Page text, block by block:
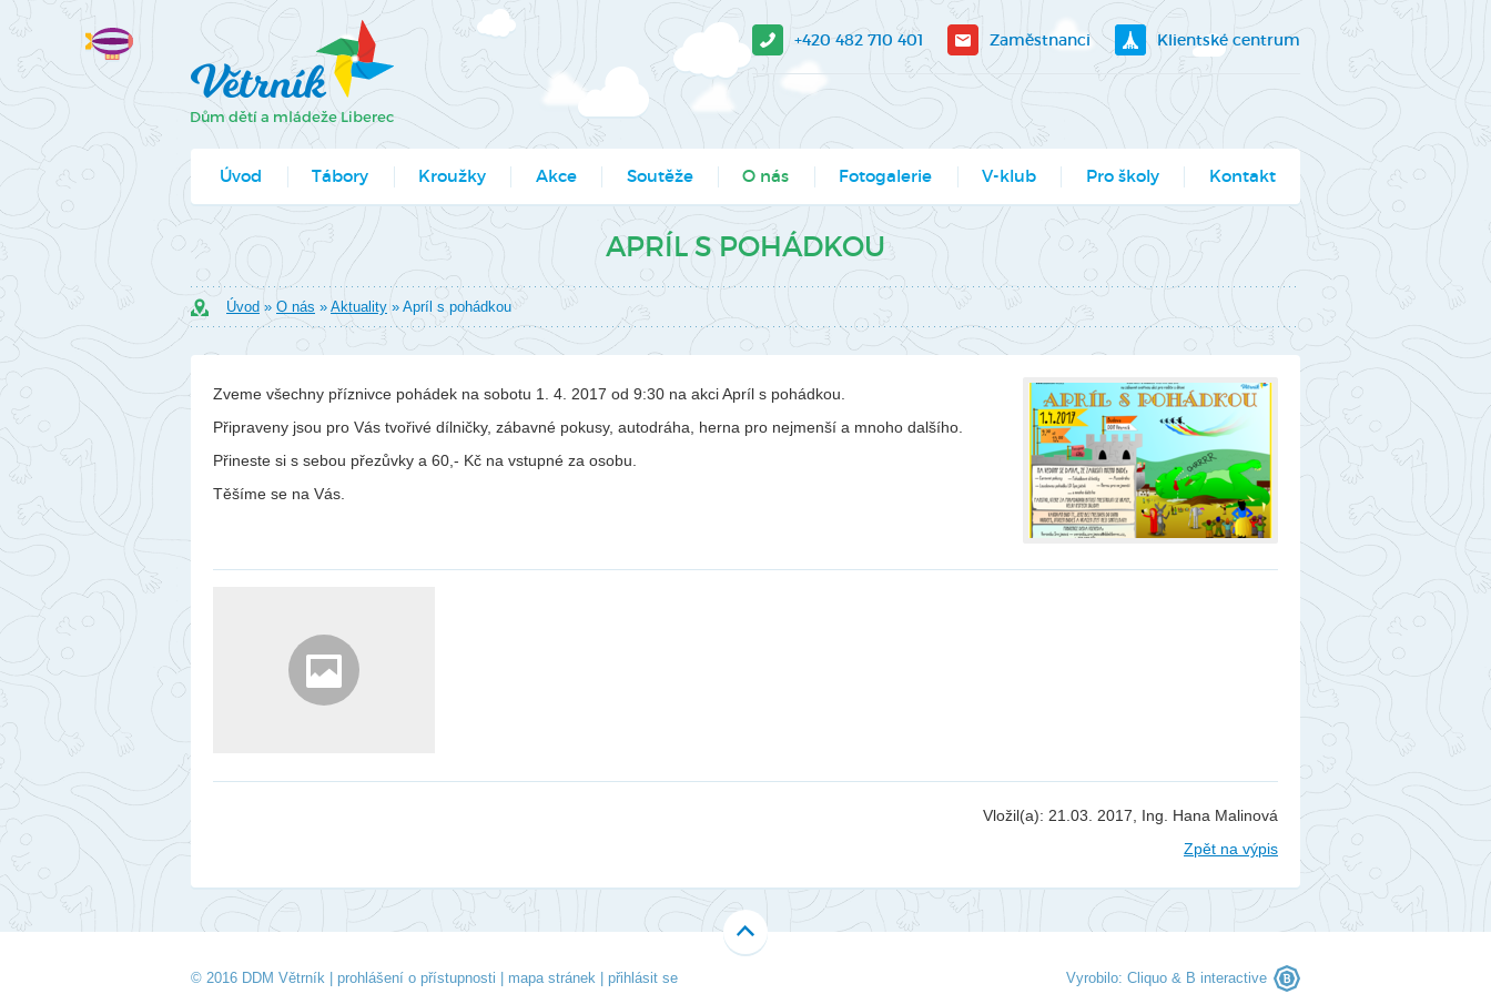
+420 482 710 401 Zaměstnanci Klientské centrum
Úvod Tábory Kroužky
Jak se přihlásit?
Formuláře ke stažení
Akce Soutěže
Moje město Liberec
Umělecké přehlídky
Výsledky soutěží MŠMT -
O nás
Aktuality
Podcasty
Povedlo se
Činnosti
Projekty
Fotogalerie
Akce
Kroužky
Kurzy, semináře
Projekty
V-klub
Tábory
Programy pro školy
Akce ve Véčku
Městský parlament
Kontakty
Pro školy Kontakt
APRÍL S POHÁDKOU
Úvod » O nás » Aktuality » Apríl s pohádkou
Zveme všechny příznivce pohádek na sobotu 1. 4. 2017 od 9:30 na akci Apríl s pohádkou.
Připraveny jsou pro Vás tvořivé dílničky, zábavné pokusy, autodráha, herna pro nejmenší a mnoho dalšího.
Přineste si s sebou přezůvky a 60,- Kč na vstupné za osobu.
Těšíme se na Vás.
Vložil(a): 21.03. 2017, Ing. Hana Malinová
Zpět na výpis
© 2016 DDM Větrník | prohlášení o přístupnosti mapa stránek přihlásit se Vyrobilo: Cliquo & B interactive